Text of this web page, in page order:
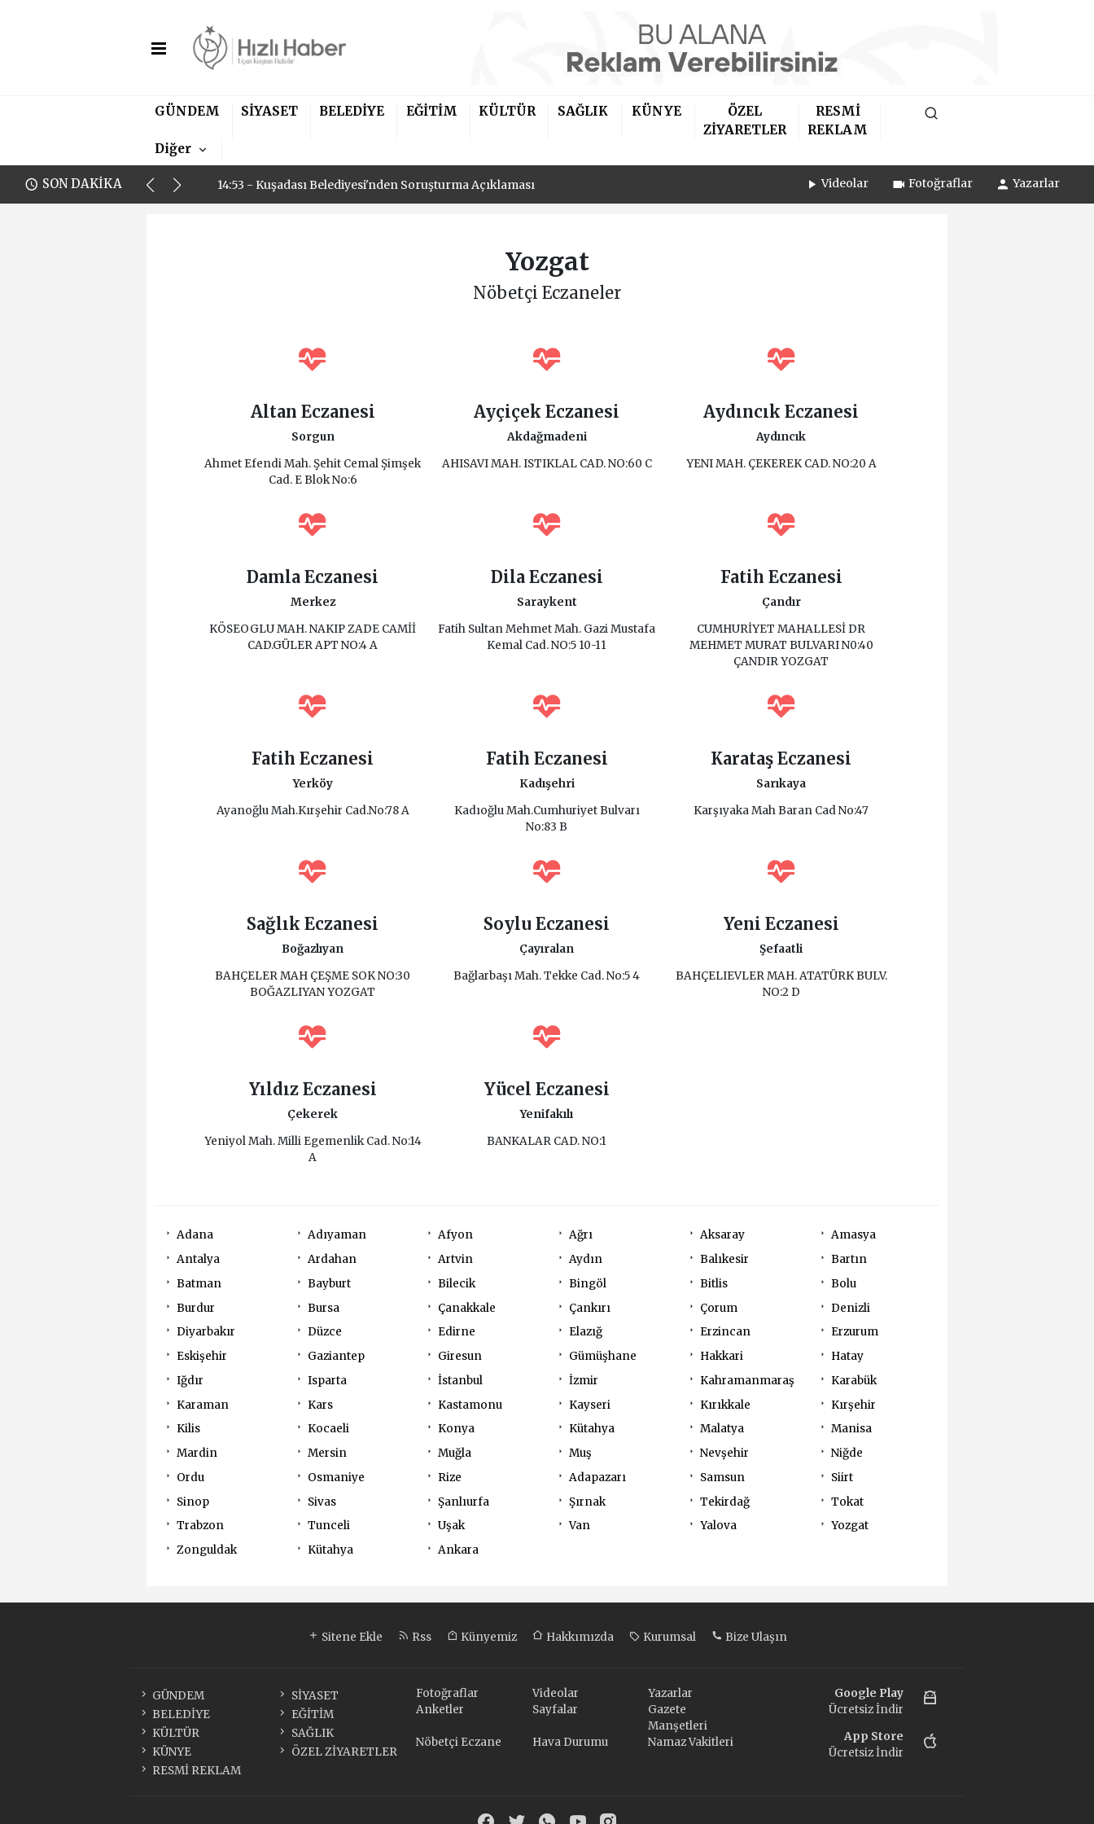
GÜNDEM SİYASET BELEDİYE EĞİTİM KÜLTÜR SAĞLIK KÜNYE
ÖZEL
ZİYARETLER
RESMİ
REKLAM
Diğer
SON DAKİKA
14:53 - Kuşadası Belediyesi'nden Soruşturma Açıklaması
14:53 - Kuşadası Belediyesi'nden Soruşturma Açıklaması Videolar Fotoğraflar Yazarlar
Yozgat
Nöbetçi Eczaneler
Altan Eczanesi
Sorgun
Ahmet Efendi Mah. Şehit Cemal Şimşek
Cad. E Blok No:6
Ayçiçek Eczanesi
Akdağmadeni
AHISAVI MAH. ISTIKLAL CAD. NO:60 C
Aydıncık Eczanesi
Aydıncık
YENI MAH. ÇEKEREK CAD. NO:20 A
Damla Eczanesi
Merkez
KÖSEOGLU MAH. NAKIP ZADE CAMİİ
CAD.GÜLER APT NO:4 A
Dila Eczanesi
Saraykent
Fatih Sultan Mehmet Mah. Gazi Mustafa
Kemal Cad. NO:5 10-11
Fatih Eczanesi
Çandır
CUMHURİYET MAHALLESİ DR
MEHMET MURAT BULVARI N0:40
ÇANDIR YOZGAT
Fatih Eczanesi
Yerköy
Ayanoğlu Mah.Kırşehir Cad.No:78 A
Fatih Eczanesi
Kadışehri
Kadıoğlu Mah.Cumhuriyet Bulvarı
No:83 B
Karataş Eczanesi
Sarıkaya
Karşıyaka Mah Baran Cad No:47
Sağlık Eczanesi
Boğazlıyan
BAHÇELER MAH ÇEŞME SOK NO:30
BOĞAZLIYAN YOZGAT
Soylu Eczanesi
Çayıralan
Bağlarbaşı Mah. Tekke Cad. No:5 4
Yeni Eczanesi
Şefaatli
BAHÇELIEVLER MAH. ATATÜRK BULV.
NO:2 D
Yıldız Eczanesi
Çekerek
Yeniyol Mah. Milli Egemenlik Cad. No:14
A
Yücel Eczanesi
Yenifakılı
BANKALAR CAD. NO:1
Adana Adıyaman Afyon Ağrı Aksaray
Amasya
Antalya
Ardahan Artvin Aydın Balıkesir
Bartın
Batman
Bayburt Bilecik Bingöl Bitlis
Bolu
Burdur
Bursa Çanakkale Çankırı Çorum
Denizli
Diyarbakır
Düzce Edirne Elazığ Erzincan
Erzurum
Eskişehir
Gaziantep Giresun Gümüşhane Hakkari
Hatay
Iğdır
Isparta İstanbul İzmir Kahramanmaraş
Karabük
Karaman
Kars Kastamonu Kayseri Kırıkkale
Kırşehir
Kilis
Kocaeli Konya Kütahya Malatya
Manisa
Mardin
Mersin Muğla Muş Nevşehir
Niğde
Ordu
Osmaniye Rize Adapazarı Samsun
Siirt
Sinop
Sivas Şanlıurfa Şırnak Tekirdağ
Tokat
Trabzon
Tunceli Uşak Van Yalova
Yozgat
Zonguldak
Kütahya Ankara
Sitene Ekle Rss Künyemiz Hakkımızda Kurumsal Bize Ulaşın
GÜNDEM
SİYASET
BELEDİYE
EĞİTİM
KÜLTÜR
SAĞLIK
KÜNYE
ÖZEL ZİYARETLER
RESMİ REKLAM
Fotoğraflar Videolar
Yazarlar
Anketler
Sayfalar
Gazete
Manşetleri
Nöbetçi Eczane
Hava Durumu Namaz Vakitleri
Google Play
Ücretsiz İndir
App Store
Ücretsiz İndir